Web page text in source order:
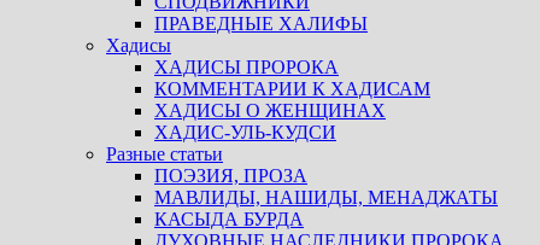
ПРАВЕДНЫЕ ХАЛИФЫ
Хадисы
ХАДИСЫ ПРОРОКА
КОММЕНТАРИИ К ХАДИСАМ
ХАДИСЫ О ЖЕНЩИНАХ
ХАДИС-УЛЬ-КУДСИ
Разные статьи
ПОЭЗИЯ, ПРОЗА
МАВЛИДЫ, НАШИДЫ, МЕНАДЖАТЫ
КАСЫДА БУРДА
ДУХОВНЫЕ НАСЛЕДНИКИ ПРОРОКА